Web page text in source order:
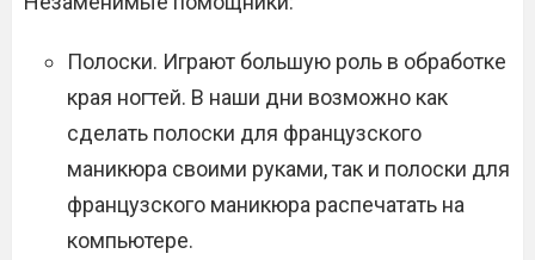
Полоски. Играют большую роль в обработке
края ногтей. В наши дни возможно как
сделать полоски для французского
маникюра своими руками, так и полоски для
французского маникюра распечатать на
компьютере.